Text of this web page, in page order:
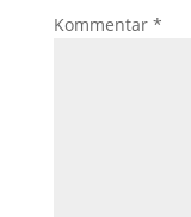
Kommentar *